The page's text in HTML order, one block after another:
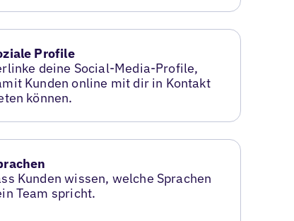
Profile
deine Social-Media-Profile,
Kunden online mit dir in Kontakt
können.
Kunden wissen, welche Sprachen
Team spricht.